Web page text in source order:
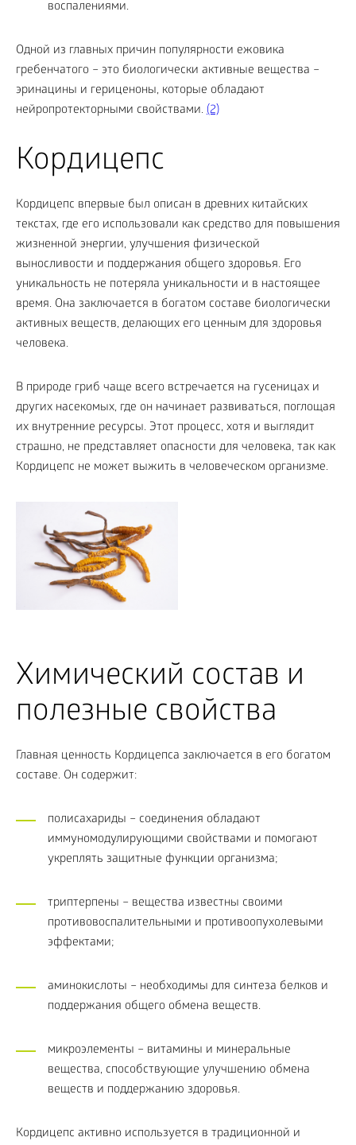
воспалениями.
Одной из главных причин популярности ежовика
гребенчатого – это биологически активные вещества –
эринацины и гериценоны, которые обладают
нейропротекторными свойствами. (2)
Кордицепс
Кордицепс впервые был описан в древних китайских
текстах, где его использовали как средство для повышения
жизненной энергии, улучшения физической
выносливости и поддержания общего здоровья. Его
уникальность не потеряла уникальности и в настоящее
время. Она заключается в богатом составе биологически
активных веществ, делающих его ценным для здоровья
человека.
В природе гриб чаще всего встречается на гусеницах и
других насекомых, где он начинает развиваться, поглощая
их внутренние ресурсы. Этот процесс, хотя и выглядит
страшно, не представляет опасности для человека, так как
Кордицепс не может выжить в человеческом организме.
Химический состав и
полезные свойства
Главная ценность Кордицепса заключается в его богатом
составе. Он содержит:
полисахариды – соединения обладают
иммуномодулирующими свойствами и помогают
укреплять защитные функции организма;
триптерпены – вещества известны своими
противовоспалительными и противоопухолевыми
эффектами;
аминокислоты – необходимы для синтеза белков и
поддержания общего обмена веществ.
микроэлементы – витамины и минеральные
вещества, способствующие улучшению обмена
веществ и поддержанию здоровья.
Кордицепс активно используется в традиционной и